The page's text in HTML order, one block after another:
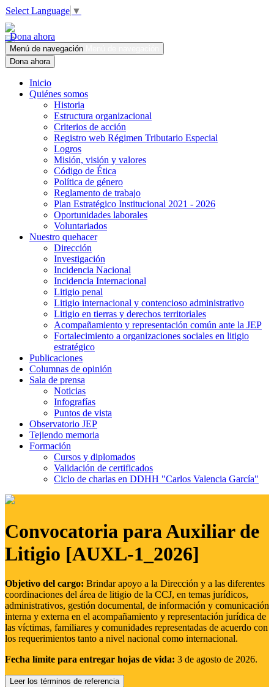
Select Language ▼
Dona ahora
Menú de navegación
Dona ahora
Inicio
Quiénes somos
Historia
Estructura organizacional
Criterios de acción
Registro web Régimen Tributario Especial
Logros
Misión, visión y valores
Código de Ética
Política de género
Reglamento de trabajo
Plan Estratégico Institucional 2021 - 2026
Oportunidades laborales
Voluntariados
Nuestro quehacer
Dirección
Investigación
Incidencia Nacional
Incidencia Internacional
Litigio penal
Litigio internacional y contencioso administrativo
Litigio en tierras y derechos territoriales
Acompañamiento y representación común ante la JEP
Fortalecimiento a organizaciones sociales en litigio
estratégico
Publicaciones
Columnas de opinión
Sala de prensa
Noticias
Infografías
Puntos de vista
Observatorio JEP
Tejiendo memoria
Formación
Cursos y diplomados
Validación de certificados
Ciclo de charlas en DDHH "Carlos Valencia García"
Convocatoria para Auxiliar de
Litigio [AUXL-1_2026]
Objetivo del cargo: Brindar apoyo a la Dirección y a las diferentes
coordinaciones del área de litigio de la CCJ, en temas jurídicos,
administrativos, gestión documental, de información y comunicación
interna y externa en el acompañamiento y representación jurídica de
las víctimas, familiares y comunidades representadas de acuerdo con
los requerimientos tanto a nivel nacional como internacional.
Fecha límite para entregar hojas de vida: 3 de agosto de 2026.
Leer los términos de referencia